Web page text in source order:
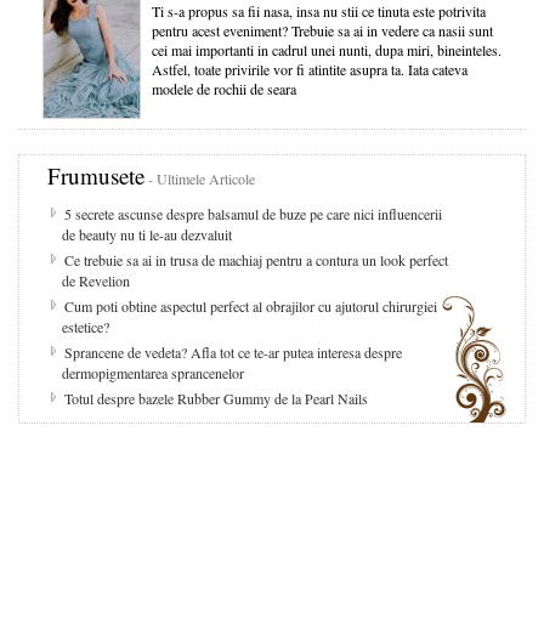
Ti s-a propus sa fii nasa, insa nu stii ce tinuta este potrivita
pentru acest eveniment? Trebuie sa ai in vedere ca nasii sunt
cei mai importanti in cadrul unei nunti, dupa miri, bineinteles.
Astfel, toate privirile vor fi atintite asupra ta. Iata cateva
modele de rochii de seara
Frumusete- Ultimele Articole
5 secrete ascunse despre balsamul de buze pe care nici influencerii
de beauty nu ti le-au dezvaluit
Ce trebuie sa ai in trusa de machiaj pentru a contura un look perfect
de Revelion
Cum poti obtine aspectul perfect al obrajilor cu ajutorul chirurgiei
estetice?
Sprancene de vedeta? Afla tot ce te-ar putea interesa despre
dermopigmentarea sprancenelor
Totul despre bazele Rubber Gummy de la Pearl Nails